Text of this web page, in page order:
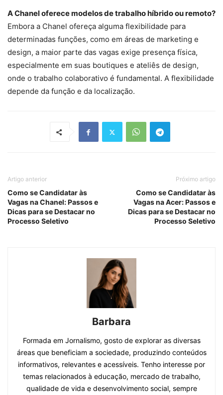
A Chanel oferece modelos de trabalho híbrido ou remoto?
Embora a Chanel ofereça alguma flexibilidade para
determinadas funções, como em áreas de marketing e
design, a maior parte das vagas exige presença física,
especialmente em suas boutiques e ateliês de design,
onde o trabalho colaborativo é fundamental. A flexibilidade
depende da função e da localização.
Artigo anterior
Como se Candidatar às
Vagas na Chanel: Passos e
Dicas para se Destacar no
Processo Seletivo
Próximo artigo
Como se Candidatar às
Vagas na Acer: Passos e
Dicas para se Destacar no
Processo Seletivo
Barbara
Formada em Jornalismo, gosto de explorar as diversas
áreas que beneficiam a sociedade, produzindo conteúdos
informativos, relevantes e acessíveis. Tenho interesse por
temas relacionados à educação, mercado de trabalho,
qualidade de vida e desenvolvimento social, sempre